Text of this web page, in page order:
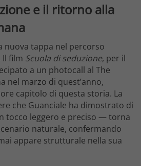
e il ritorno alla
nuova tappa nel percorso
Il film Scuola di seduzione, per il
a un photocall al The
nel marzo di quest’anno,
capitolo di questa storia. La
che Guanciale ha dimostrato di
tocco leggero e preciso — torna
naturale, confermando
appare strutturale nella sua